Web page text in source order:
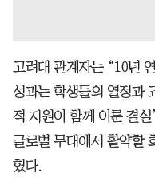
고려대 관계자는 “10년
성과는 학생들의 열정과
적 지원이 함께 이룬 결
글로벌 무대에서 활약할
혔다.